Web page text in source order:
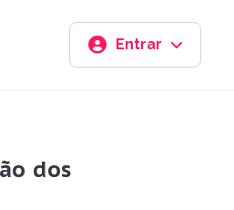
Entrar
dos